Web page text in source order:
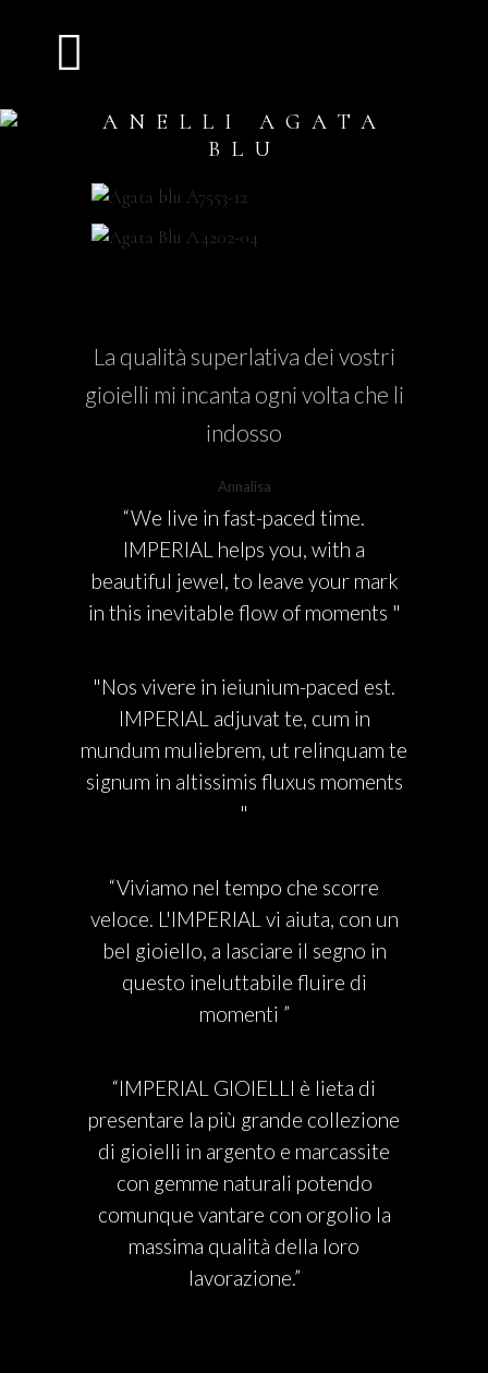
ANELLI AGATA
BLU
La qualità superlativa dei vostri
gioielli mi incanta ogni volta che li
indosso
Annalisa
“We live in fast-paced time.
IMPERIAL helps you, with a
beautiful jewel, to leave your mark
in this inevitable flow of moments "
"Nos vivere in ieiunium-paced est.
IMPERIAL adjuvat te, cum in
mundum muliebrem, ut relinquam te
signum in altissimis fluxus moments
"
“Viviamo nel tempo che scorre
veloce. L'IMPERIAL vi aiuta, con un
bel gioiello, a lasciare il segno in
questo ineluttabile fluire di
momenti ”
“IMPERIAL GIOIELLI è lieta di
presentare la più grande collezione
di gioielli in argento e marcassite
con gemme naturali potendo
comunque vantare con orgolio la
massima qualità della loro
lavorazione.”